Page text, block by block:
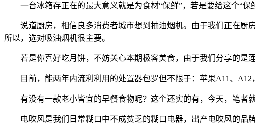
一台冰箱存正在的最大意义就是为食材“保鲜”，若是要给这个“保
说道厨房，相信良多消费者城市想到抽油烟机。由于我们正在厨房
所以，选对吸油烟机很主要。
若是你喜好吃月饼，不妨关心本期极客美食，由于我们分享的是莲
目前，能两年内流利利用的处置器包罗但不限于：苹果A11、A12，
有没有一款老小皆宜的早餐食物呢？这个还实的有，今天，笔者
电吹风是我们日常糊口中不成贫乏的糊口电器，出产电吹风的品